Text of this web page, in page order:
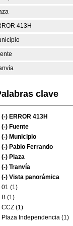
413H
clave
(-) ERROR 413H
(-) Fuente
(-) Municipio
(-) Pablo Ferrando
(-) Plaza
(-) Tranvía
(-) Vista panorámica
01 (1)
B (1)
CCZ (1)
Plaza Independencia (1)